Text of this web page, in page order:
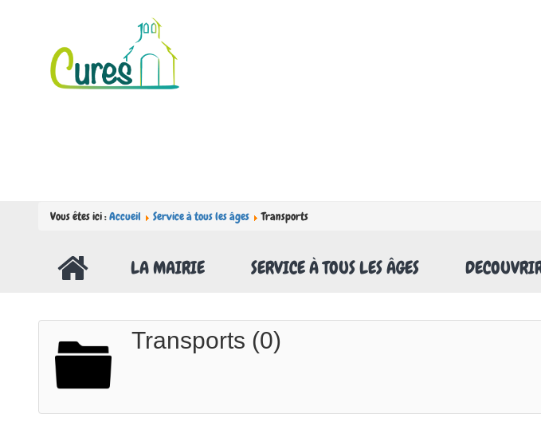
Vous êtes ici :Accueil Service à tous les âges Transports
LA MAIRIE SERVICE À TOUS LES ÂGES
Transports (0)